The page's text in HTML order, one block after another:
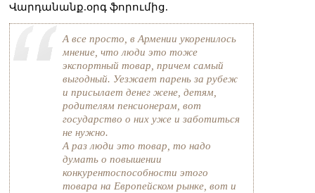
Վարդանանք.օրգ ֆորումից.
А все просто, в Армении укоренилось
мнение, что люди это тоже
экспортный товар, причем самый
выгодный. Уезжает парень за рубеж
и присылает денег жене, детям,
родителям пенсионерам, вот
государство о них уже и заботиться
не нужно.
А раз люди это товар, то надо
думать о повышении
конкурентоспособности этого
товара на Европейском рынке, вот и